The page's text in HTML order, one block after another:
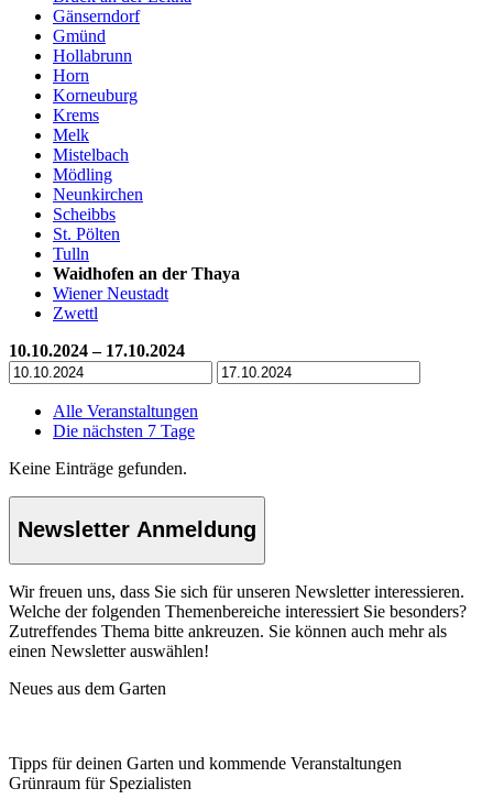
Gänserndorf
Gmünd
Hollabrunn
Horn
Korneuburg
Krems
Melk
Mistelbach
Mödling
Neunkirchen
Scheibbs
St. Pölten
Tulln
Waidhofen an der Thaya
Wiener Neustadt
Zwettl
10.10.2024 – 17.10.2024
Alle Veranstaltungen
Die nächsten 7 Tage
Keine Einträge gefunden.
Newsletter Anmeldung
Wir freuen uns, dass Sie sich für unseren Newsletter interessieren.
Welche der folgenden Themenbereiche interessiert Sie besonders?
Zutreffendes Thema bitte ankreuzen. Sie können auch mehr als
einen Newsletter auswählen!
Neues aus dem Garten
Tipps für deinen Garten und kommende Veranstaltungen
Grünraum für Spezialisten